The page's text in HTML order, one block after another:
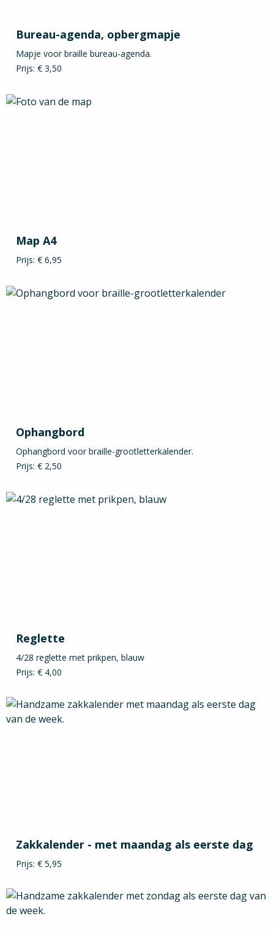
Bureau-agenda, opbergmapje
Mapje voor braille bureau-agenda.
Prijs: € 3,50
Map A4
Prijs: € 6,95
Ophangbord
Ophangbord voor braille-grootletterkalender.
Prijs: € 2,50
Reglette
4/28 reglette met prikpen, blauw
Prijs: € 4,00
Zakkalender - met maandag als eerste dag
Prijs: € 5,95